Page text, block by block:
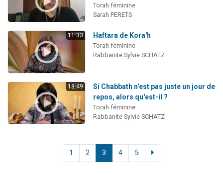
Torah féminine
Sarah PERETS
11:33 Haftara de Kora'h
Torah féminine
Rabbanite Sylvie SCHATZ
18:49
Si Chabbath n'est pas juste un jour de
repos, alors qu'est-il ?
Torah féminine
Rabbanite Sylvie SCHATZ
1 2 3 4 5